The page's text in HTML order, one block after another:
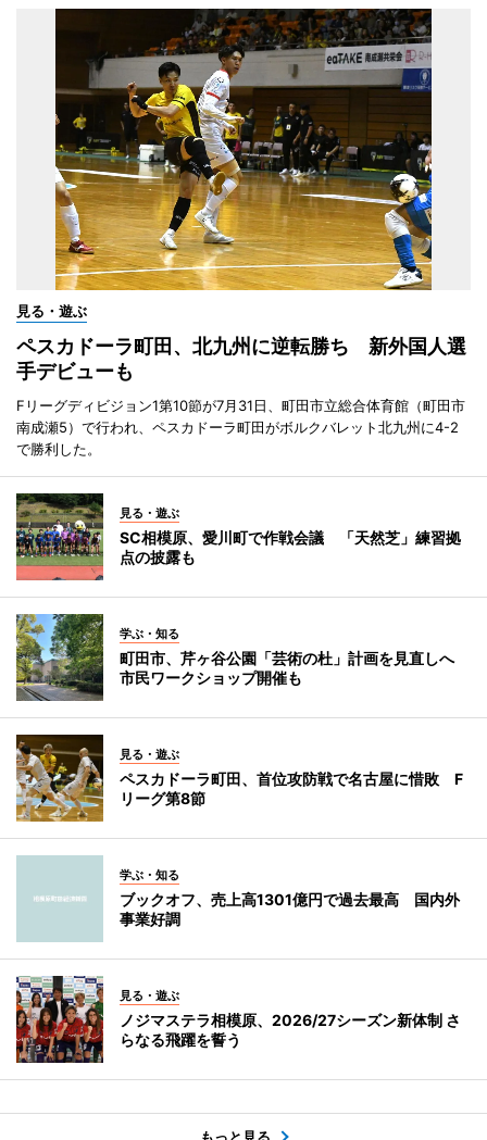
見る・遊ぶ
ペスカドーラ町田、北九州に逆転勝ち 新外国人選
手デビューも
Fリーグディビジョン1第10節が7月31日、町田市立総合体育館（町田市
南成瀬5）で行われ、ペスカドーラ町田がボルクバレット北九州に4-2
で勝利した。
見る・遊ぶ
SC相模原、愛川町で作戦会議 「天然芝」練習拠
点の披露も
学ぶ・知る
町田市、芹ヶ谷公園「芸術の杜」計画を見直しへ
市民ワークショップ開催も
見る・遊ぶ
ペスカドーラ町田、首位攻防戦で名古屋に惜敗 F
リーグ第8節
学ぶ・知る
ブックオフ、売上高1301億円で過去最高 国内外
事業好調
見る・遊ぶ
ノジマステラ相模原、2026/27シーズン新体制 さ
らなる飛躍を誓う